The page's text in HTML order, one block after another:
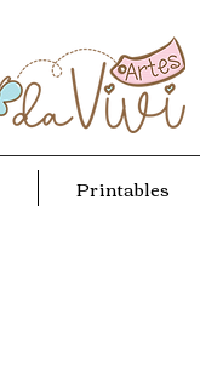
Printables